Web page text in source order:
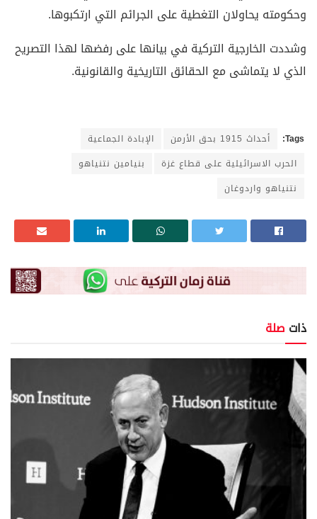
وحكومته يحاولان التغطية على الجرائم التي ارتكبوها.
وشددت الخارجية التركية في بيانها على رفضها لهذا التصريح
الذي لا يتماشى مع الحقائق التاريخية والقانونية.
Tags: أحداث 1915 بحق الأرمن
الإبادة الجماعية
الحرب الاسرائيلية على قطاع غزة
بنيامين نتنياهو
نتنياهو واردوغان
ذات صلة